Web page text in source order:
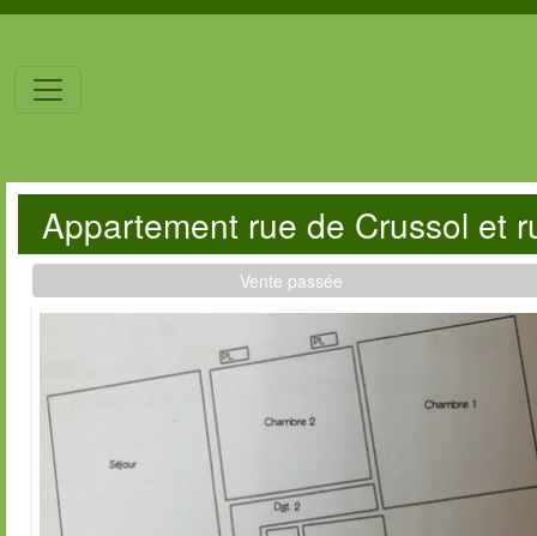
Appartement rue de Crussol et
Vente passée